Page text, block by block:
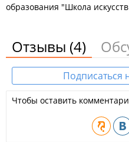
образования "Школа
Отзывы (4)
Подписаться
Чтобы оставить